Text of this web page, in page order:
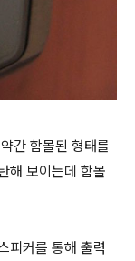
간 함몰된 형태를
해 보이는데 함몰
피커를 통해 출력